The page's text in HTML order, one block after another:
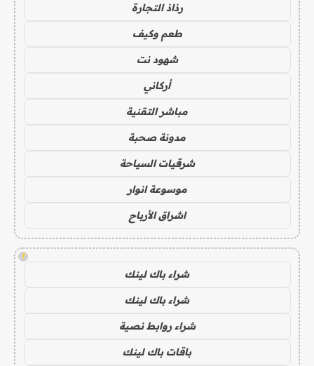
رذاذ التجارة
طعم وكيف
شهود نت
أركاني
مباشر التقنية
مدونة صحبة
شرقيات السياحة
موسوعة انوار
اشراق الأرباح
!
شراء باك لينك
شراء باك لينك
شراء روابط نصية
باقات باك لينك